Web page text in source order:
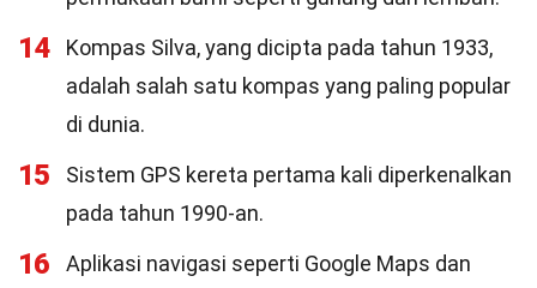
14
Kompas Silva, yang dicipta pada tahun 1933,
adalah salah satu kompas yang paling popular
di dunia.
15
Sistem GPS kereta pertama kali diperkenalkan
pada tahun 1990-an.
16
Aplikasi navigasi seperti Google Maps dan